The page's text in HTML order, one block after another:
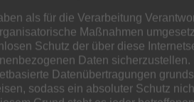
an wen, und zu welchen
gern telefonisch vereinbaren.
Sie erreichen uns in
beachten Sie, daß wir
als für die Verarbeitung
Maßnahmen
Schutz der über diese
Daten
Datenübertragungen
sodass ein absoluter Schutz